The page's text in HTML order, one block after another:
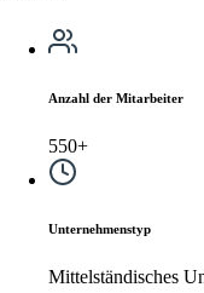
Anzahl der Mitarbeiter
550+
Unternehmenstyp
Mittelständisches